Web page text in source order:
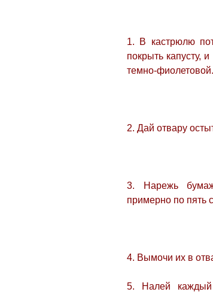
1. В кастрюлю
покрыть капусту,
темно-фиолетовой.
2. Дай отвару
3. Нарежь
примерно по пять
4. Вымочи их в
5. Налей каждый